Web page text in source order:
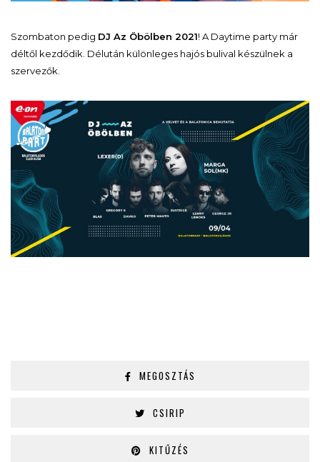
Szombaton pedig DJ Az Öbölben 2021! A Daytime party már
déltől kezdődik. Délután különleges hajós bulival készülnek a
szervezők.
MEGOSZTÁS
CSIRIP
KITŰZÉS